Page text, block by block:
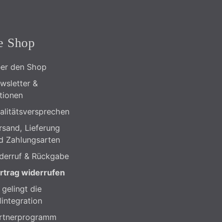
Shop
den Shop
&
Lieferung
Zahlungsarten
& Rückgabe
widerrufen
gelingt die